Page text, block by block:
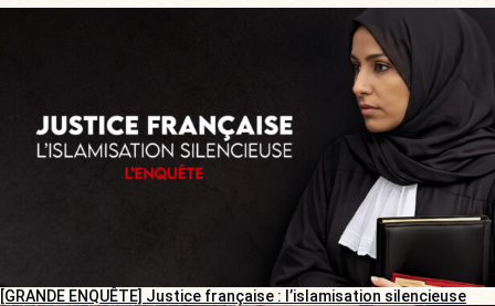
[GRANDE ENQUÊTE] Justice française : l’islamisation silencieuse